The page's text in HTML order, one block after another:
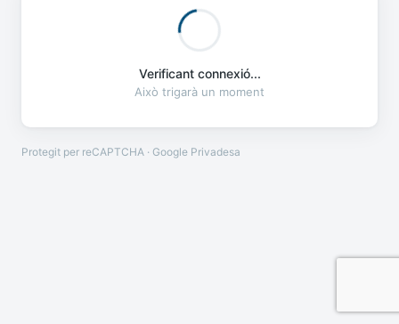
Verificant connexió...
Això trigarà un moment
Protegit per reCAPTCHA · Google Privadesa